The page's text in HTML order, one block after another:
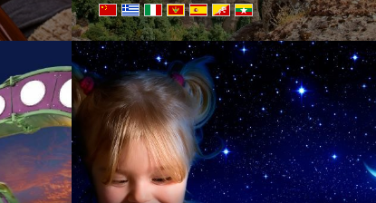
Достопримечательности для стойких
и упорных – самые труднодоступные
храмы в мире.